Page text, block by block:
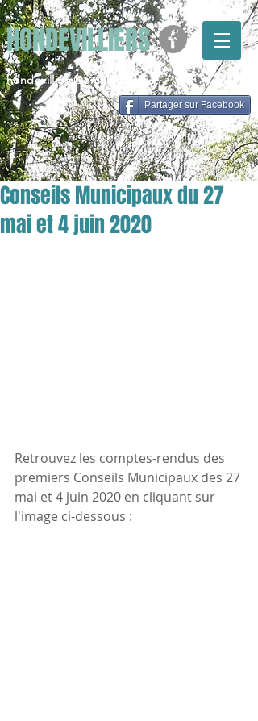
HONDEVILLIERS
hondevilliers@gmail.com
Partager sur Facebook
Conseils Municipaux du 27
mai et 4 juin 2020
Retrouvez les comptes-rendus des
premiers Conseils Municipaux des 27
mai et 4 juin 2020 en cliquant sur
l'image ci-dessous :